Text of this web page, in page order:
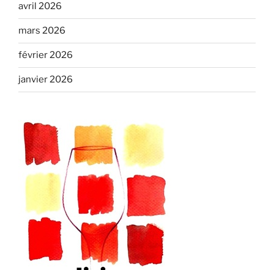
avril 2026
mars 2026
février 2026
janvier 2026